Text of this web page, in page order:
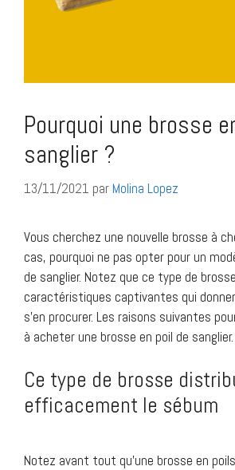
Pourquoi une brosse
sanglier ?
13/11/2021 par Molina Lopez
Vous cherchez une nouvelle brosse à
cas, pourquoi ne pas opter pour un
de sanglier. Notez que ce type de
caractéristiques captivantes qui
s’en procurer. Les raisons suivantes
à acheter une brosse en poil de sanglier.
Ce type de brosse
efficacement le sébum
Notez avant tout qu’une brosse en